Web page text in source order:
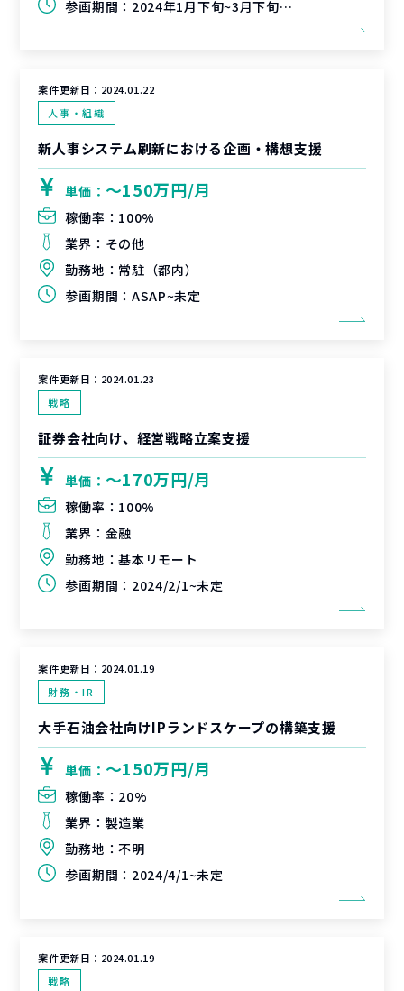
参画期間： 2024年1月下旬~3月下旬（約2ヶ月）
案件更新日： 2024.01.22
人事・組織
新人事システム刷新における企画・構想支援
単価： 〜150万円/月
稼働率： 100%
業界： その他
勤務地： 常駐（都内）
参画期間： ASAP~未定
案件更新日： 2024.01.23
戦略
証券会社向け、経営戦略立案支援
単価： 〜170万円/月
稼働率： 100%
業界： 金融
勤務地：基本リモート
参画期間： 2024/2/1~未定
案件更新日： 2024.01.19
財務・IR
大手石油会社向けIPランドスケープの構築支援
単価： 〜150万円/月
稼働率： 20%
業界： 製造業
勤務地：不明
参画期間： 2024/4/1~未定
案件更新日： 2024.01.19
戦略